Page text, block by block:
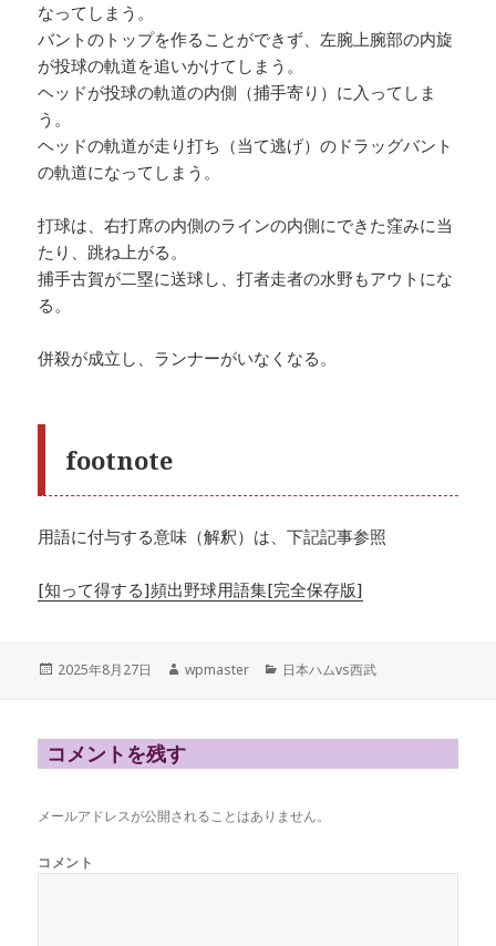
なってしまう。
バントのトップを作ることができず、左腕上腕部の内旋
が投球の軌道を追いかけてしまう。
ヘッドが投球の軌道の内側（捕手寄り）に入ってしま
う。
ヘッドの軌道が走り打ち（当て逃げ）のドラッグバント
の軌道になってしまう。
打球は、右打席の内側のラインの内側にできた窪みに当
たり、跳ね上がる。
捕手古賀が二塁に送球し、打者走者の水野もアウトにな
る。
併殺が成立し、ランナーがいなくなる。
footnote
用語に付与する意味（解釈）は、下記記事参照
[知って得する]頻出野球用語集[完全保存版]
投
2025年8月27日
作
wpmaster
カ
日本ハムvs西武
コメントを残す
メールアドレスが公開されることはありません。
コメント